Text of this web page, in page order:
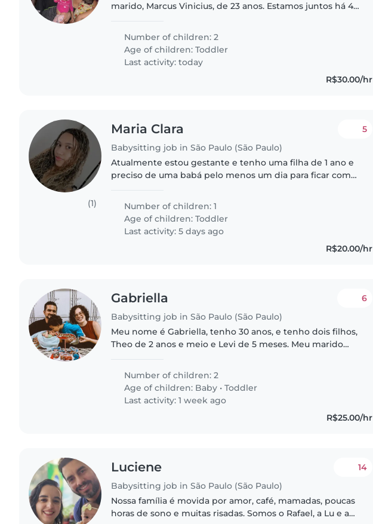
marido, Marcus Vinicius, de 23 anos. Estamos juntos há 4
parceria e com..
Number of children: 2
Age of children:Toddler
Last activity: today
R$30.00/hr
(1)
Maria Clara
Babysitting job in São Paulo (São Paulo)
5
Atualmente estou gestante e tenho uma filha de 1 ano e
preciso de uma babá pelo menos um dia para ficar com
ela,pois não tenho..
Number of children: 1
Age of children:Toddler
Last activity: 5 days ago
R$20.00/hr
Gabriella
Babysitting job in São Paulo (São Paulo)
6
Meu nome é Gabriella, tenho 30 anos, e tenho dois filhos,
Theo de 2 anos e meio e Levi de 5 meses. Meu marido
demandas. Meu trabalho..
Number of children: 2
Age of children: Baby •Toddler
Last activity: 1 week ago
R$25.00/hr
Luciene
Babysitting job in São Paulo (São Paulo)
14
Nossa família é movida por amor, café, mamadas, poucas
horas de sono e muitas risadas. Somos o Rafael, a Lu e a